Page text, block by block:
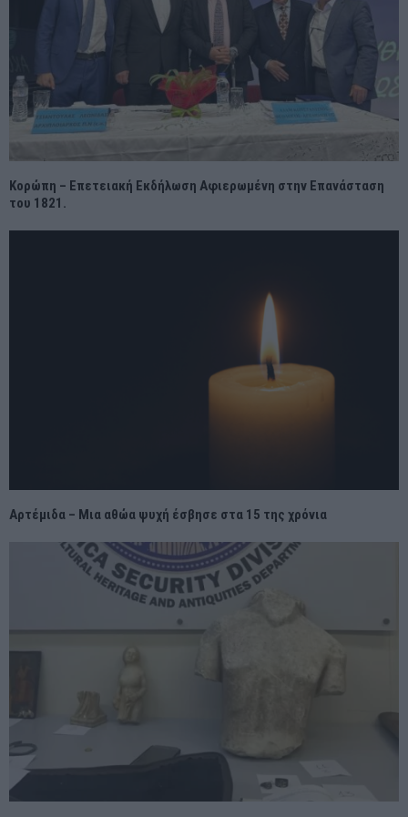
Κορώπη – Επετειακή Εκδήλωση Αφιερωμένη στην Επανάσταση
του 1821.
Αρτέμιδα – Μια αθώα ψυχή έσβησε στα 15 της χρόνια